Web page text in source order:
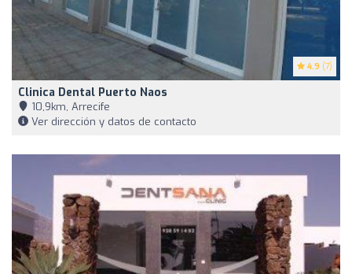
4.9 (7)
Clinica Dental Puerto Naos
10,9km, Arrecife
Ver dirección y datos de contacto